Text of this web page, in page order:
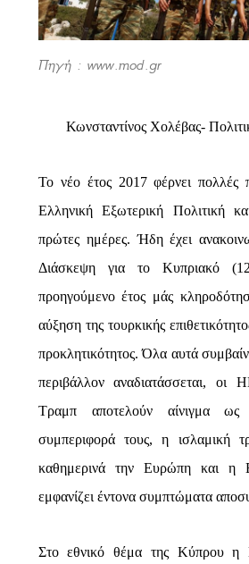
Πηγή : www.mod.gr
Κωνσταντίνος Χολέβας-
Το νέο έτος 2017 φέρνει πολλές
Ελληνική Εξωτερική Πολιτική
πρώτες ημέρες. Ήδη έχει
Διάσκεψη για το Κυπριακό
προηγούμενο έτος μάς
αύξηση της τουρκικής
προκλητικότητος. Όλα αυτά
περιβάλλον αναδιατάσσεται,
Τραμπ αποτελούν αίνιγμα
συμπεριφορά τους, η ισλαμική
καθημερινά την Ευρώπη και η
εμφανίζει έντονα συμπτώματα
Στο εθνικό θέμα της Kύπρου η